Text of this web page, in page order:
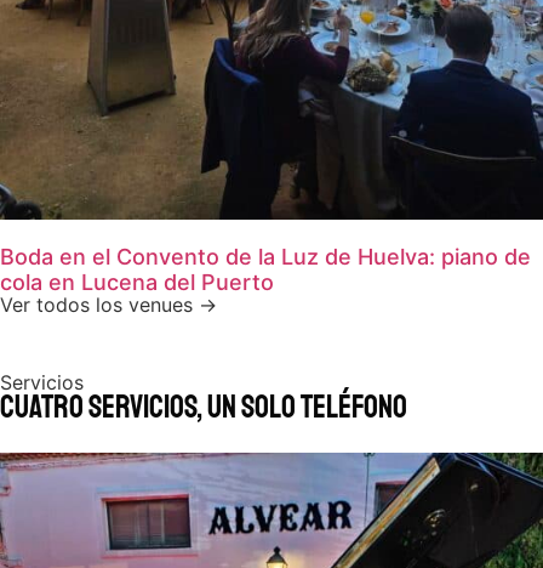
Boda en el Convento de la Luz de Huelva: piano de
cola en Lucena del Puerto
Ver todos los venues →
Servicios
Cuatro servicios, un solo teléfono